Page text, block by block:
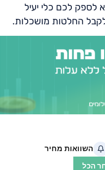
לספק לכם כלי יעיל
החלטות מושכלות.